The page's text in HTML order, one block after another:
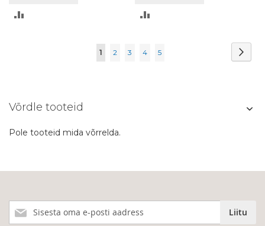
Page
You're
1 Page
2 Page
3 Page
4 Page
5
Võrdle tooteid
Pole tooteid mida võrrelda.
meie
Liitu